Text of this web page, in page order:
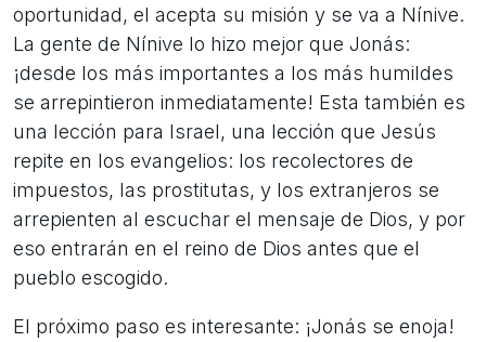
oportunidad, el acepta su misión y se va a Nínive.
La gente de Nínive lo hizo mejor que Jonás:
¡desde los más importantes a los más humildes
se arrepintieron inmediatamente! Esta también es
una lección para Israel, una lección que Jesús
repite en los evangelios: los recolectores de
impuestos, las prostitutas, y los extranjeros se
arrepienten al escuchar el mensaje de Dios, y por
eso entrarán en el reino de Dios antes que el
pueblo escogido.
El próximo paso es interesante: ¡Jonás se enoja!